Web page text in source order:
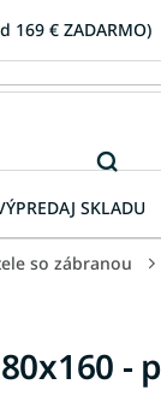
169 € ZADARMO)
SKLADU
so zábranou
-